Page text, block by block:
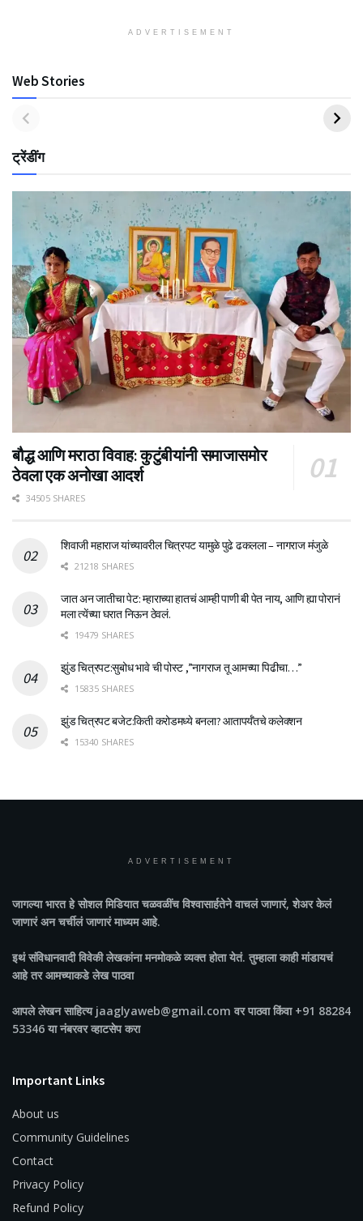
ADVERTISEMENT
Web Stories
ट्रेंडींग
बौद्ध आणि मराठा विवाह: कुटुंबीयांनी समाजासमोर
ठेवला एक अनोखा आदर्श
34505 SHARES
शिवाजी महाराज यांच्यावरील चित्रपट यामुळे पुढे ढकलला – नागराज मंजुळे
21218 SHARES
जात अन जातीचा पेट: म्हाराच्या हातचं आम्ही पाणी बी पेत नाय, आणि ह्या पोरानं
मला त्येंच्या घरात निऊन ठेवलं.
19479 SHARES
झुंड चित्रपट:सुबोध भावे ची पोस्ट ,”नागराज तू आमच्या पिढीचा…”
15835 SHARES
झुंड चित्रपट बजेट:किती करोडमध्ये बनला? आतापर्यँतचे कलेक्शन
15340 SHARES
ADVERTISEMENT
जागल्या भारतहे सोशल मिडियात चळवळींच विश्वासार्हतेने वाचलं जाणारं, शेअर केलं
जाणारं अन चर्चीलं जाणारं माध्यम आहे.
इथं संविधानवादी विवेकी लेखकांना मनमोकळे व्यक्त होता येतं. तुम्हाला काही मांडायचं
आहे तर आमच्याकडे लेख पाठवा
आपले लेखन साहित्य jaaglyaweb@gmail.com वर पाठवा किंवा +91 88284
53346 या नंबरवर व्हाटसेप करा
Important Links
About us
Community Guidelines
Contact
Privacy Policy
Refund Policy